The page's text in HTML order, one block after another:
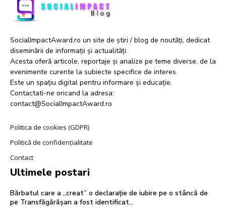
SocialImpactAward.ro un site de știri / blog de noutăți, dedicat
diseminării de informații și actualități.
Acesta oferă articole, reportaje și analize pe teme diverse, de la
evenimente curente la subiecte specifice de interes.
Este un spațiu digital pentru informare și educație.
Contactati-ne oricand la adresa:
contact@SocialImpactAward.ro
Politica de cookies (GDPR)
Politică de confidențialitate
Contact
Ultimele postari
Bărbatul care a „creat” o declarație de iubire pe o stâncă de
pe Transfăgărășan a fost identificat…